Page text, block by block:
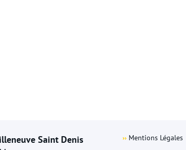
Saint Denis ›› Mentions Légales